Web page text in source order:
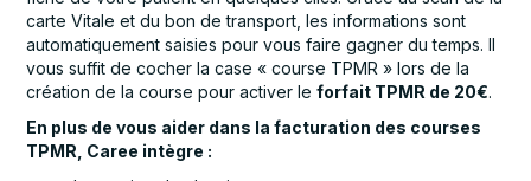
carte Vitale et du bon de transport, les informations sont
automatiquement saisies pour vous faire gagner du temps. Il
vous suffit de cocher la case « course TPMR » lors de la
création de la course pour activer leforfait TPMR de 20€.
En plus de vous aider dans la facturation des courses
TPMR, Caree intègre :